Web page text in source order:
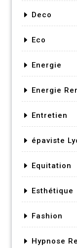
Deco
Eco
Energie
Energie
Entretien
épaviste
Equitation
Esthétique
Fashion
Hypnose